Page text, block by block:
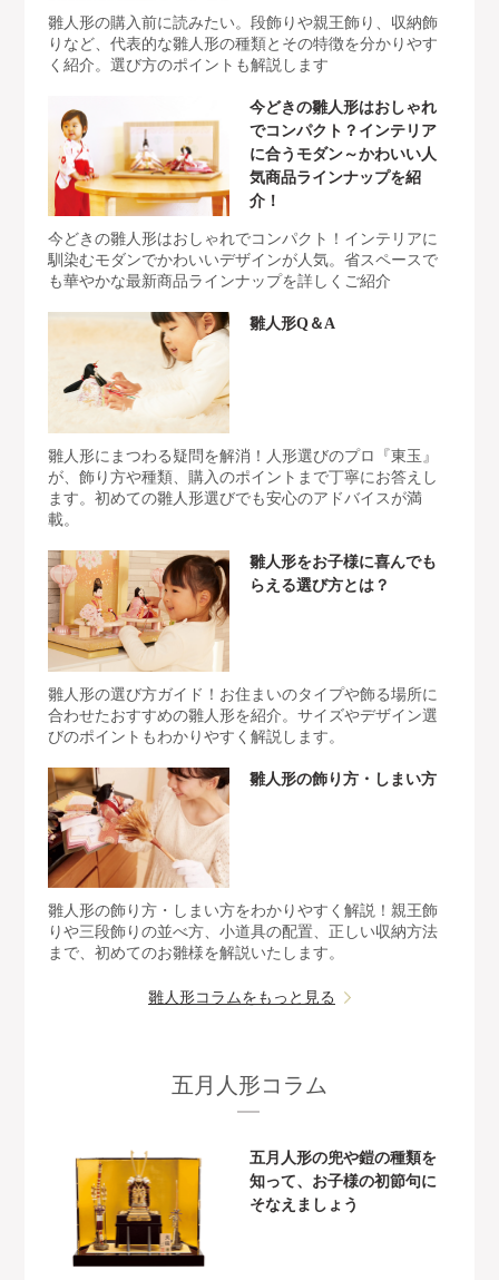
雛人形の購入前に読みたい。段飾りや親王飾り、収納飾
りなど、代表的な雛人形の種類とその特徴を分かりやす
く紹介。選び方のポイントも解説します
今どきの雛人形はおしゃれ
でコンパクト？インテリア
に合うモダン～かわいい人
気商品ラインナップを紹
介！
今どきの雛人形はおしゃれでコンパクト！インテリアに
馴染むモダンでかわいいデザインが人気。省スペースで
も華やかな最新商品ラインナップを詳しくご紹介
雛人形Q＆A
雛人形にまつわる疑問を解消！人形選びのプロ『東玉』
が、飾り方や種類、購入のポイントまで丁寧にお答えし
ます。初めての雛人形選びでも安心のアドバイスが満
載。
雛人形をお子様に喜んでも
らえる選び方とは？
雛人形の選び方ガイド！お住まいのタイプや飾る場所に
合わせたおすすめの雛人形を紹介。サイズやデザイン選
びのポイントもわかりやすく解説します。
雛人形の飾り方・しまい方
雛人形の飾り方・しまい方をわかりやすく解説！親王飾
りや三段飾りの並べ方、小道具の配置、正しい収納方法
まで、初めてのお雛様を解説いたします。
雛人形コラムをもっと見る
五月人形コラム
五月人形の兜や鎧の種類を
知って、お子様の初節句に
そなえましょう